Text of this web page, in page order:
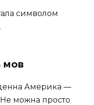
символом
мов
Америка —
Не можна просто